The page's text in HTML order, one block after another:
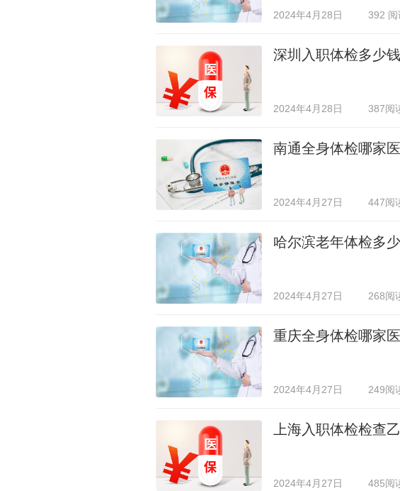
2024年4月28日 392 阅
深圳入职体检多少
2024年4月28日 387阅
南通全身体检哪家
2024年4月27日 447阅
哈尔滨老年体检多
2024年4月27日 268阅
重庆全身体检哪家
2024年4月27日 249阅
上海入职体检检查
2024年4月27日 485阅